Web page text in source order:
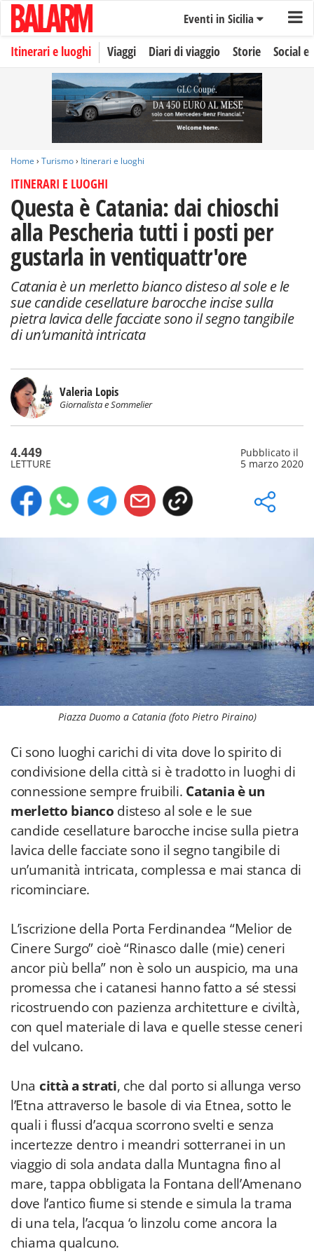
Eventi in Sicilia
Itinerari e luoghi Viaggi Diari di viaggio Storie Social
Home › Turismo› Itinerari e luoghi
ITINERARI E LUOGHI
Questa è Catania: dai chioschi
alla Pescheria tutti i posti per
gustarla in ventiquattr'ore
Catania è un merletto bianco disteso al sole e le
sue candide cesellature barocche incise sulla
pietra lavica delle facciate sono il segno tangibile
di un’umanità intricata
Valeria Lopis
Giornalista e Sommelier
4.449
LETTURE
Pubblicato il
5 marzo 2020
Piazza Duomo a Catania (foto Pietro Piraino)
Ci sono luoghi carichi di vita dove lo spirito di
condivisione della città si è tradotto in luoghi di
connessione sempre fruibili. Catania è un
merletto bianco disteso al sole e le sue
candide cesellature barocche incise sulla pietra
lavica delle facciate sono il segno tangibile di
un’umanità intricata, complessa e mai stanca di
ricominciare.
L’iscrizione della Porta Ferdinandea “Melior de
Cinere Surgo” cioè “Rinasco dalle (mie) ceneri
ancor più bella” non è solo un auspicio, ma una
promessa che i catanesi hanno fatto a sé stessi
ricostruendo con pazienza architetture e civiltà,
con quel materiale di lava e quelle stesse ceneri
del vulcano.
Una città a strati, che dal porto si allunga verso
l’Etna attraverso le basole di via Etnea, sotto le
quali i flussi d’acqua scorrono svelti e senza
incertezze dentro i meandri sotterranei in un
viaggio di sola andata dalla Muntagna fino al
mare, tappa obbligata la Fontana dell’Amenano
dove l’antico fiume si stende e simula la trama
di una tela, l’acqua ‘o linzolu come ancora la
chiama qualcuno.